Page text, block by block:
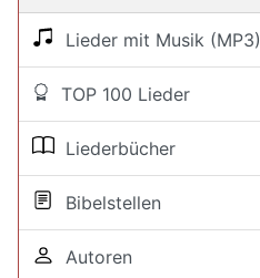
Lieder mit Musik (MP3)
TOP 100 Lieder
Liederbücher
Bibelstellen
Autoren